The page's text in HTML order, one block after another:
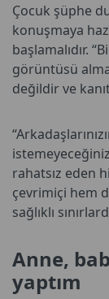
Çocuk şüphe
konuşmaya
başlamalıdır.
görüntüsü
değildir ve
rahatsız eden
çevrimiçi hem
sağlıklı
Anne,
yaptım